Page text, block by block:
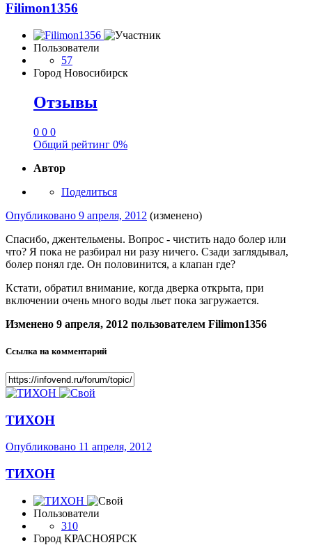
Filimon1356
Пользователи
57
Город Новосибирск
Отзывы
0 0 0
Общий рейтинг 0%
Автор
Поделиться
Опубликовано 9 апреля, 2012 (изменено)
Спасибо, джентельмены. Вопрос - чистить надо болер или
что? Я пока не разбирал ни разу ничего. Сзади заглядывал,
болер понял где. Он половинится, а клапан где?
Кстати, обратил внимание, когда дверка открыта, при
включении очень много воды льет пока загружается.
Изменено 9 апреля, 2012 пользователем Filimon1356
Ссылка на комментарий
ТИХОН
Опубликовано 11 апреля, 2012
ТИХОН
Пользователи
310
Город КРАСНОЯРСК